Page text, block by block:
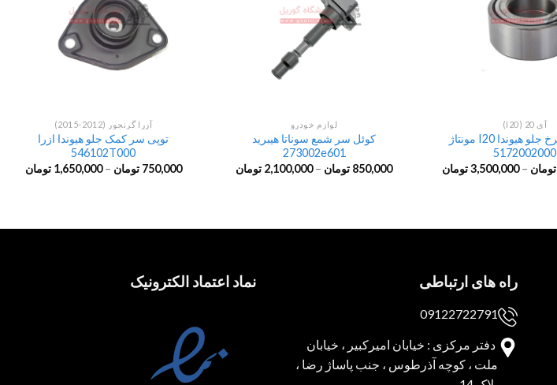
آی 20 (I20)
بلبرینگ چرخ جلو هیوندا I20 مونتاژ
5172002000
تومان –
3,500,000تومان
لوازم خودرو
کوئل سر شمع سوناتا هیبرید
273002e601
850,000 تومان –
2,100,000 تومان
آزرا گرنجور (2012-2015)
توپی سر کمک جلو هیوندا ازرا
546102T000
750,000 تومان –
1,650,000 تومان
راه های ارتباطی
09122722791
دفتر مرکزی : خیابان امیرکبیر ، خیابان
ملت ، کوچه آذرطوس ، جنب پاساژ رضا ،
نماد اعتماد الکترونیک